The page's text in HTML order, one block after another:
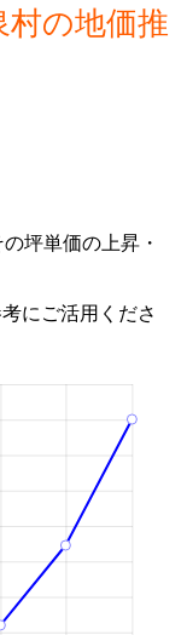
の地価推
坪単価の上昇・
にご活用くださ